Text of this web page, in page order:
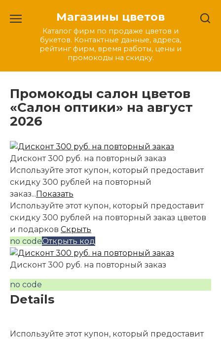
содержанию
Магазины цветов
Каталог фирм по продаже цветов и
букетов. Контактные данные, адреса,
рейтинг фирм, время работы, цены и
промокоды на скидку.
Промокоды салон цветов
«Салон оптики» на август
2026
Дисконт 300 руб. на повторный заказ
Используйте этот купон, который предоставит
скидку 300 рублей на повторный
заказ...Показать
Используйте этот купон, который предоставит
скидку 300 рублей на повторный заказ цветов
и подарков Скрыть
no codeОткрыть код
Дисконт 300 руб. на повторный заказ
no code
Details
Используйте этот купон, который предоставит